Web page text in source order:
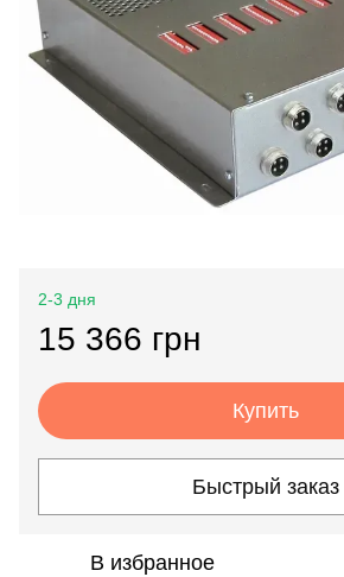
2-3 дня
15 366 грн
Купить
Быстрый заказ
В избранное